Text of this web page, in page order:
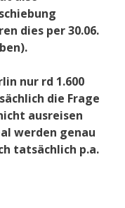
dies per 30.06.
nur rd 1.600
die Frage
ausreisen
werden genau
tatsächlich p.a.